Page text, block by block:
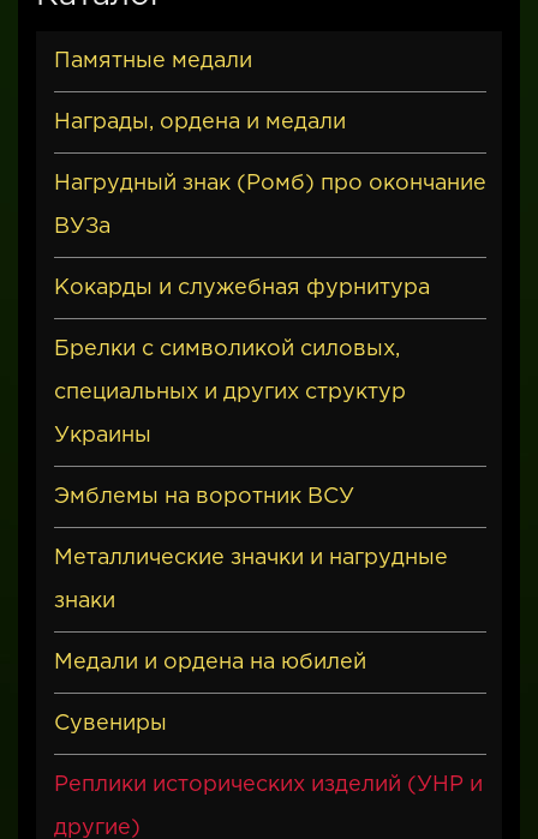
Памятные медали
Награды, ордена и медали
Нагрудный знак (Ромб) про окончание
ВУЗа
Кокарды и служебная фурнитура
Брелки с символикой силовых,
специальных и других структур
Украины
Эмблемы на воротник ВСУ
Металлические значки и нагрудные
знаки
Медали и ордена на юбилей
Сувениры
Реплики исторических изделий (УНР и
другие)